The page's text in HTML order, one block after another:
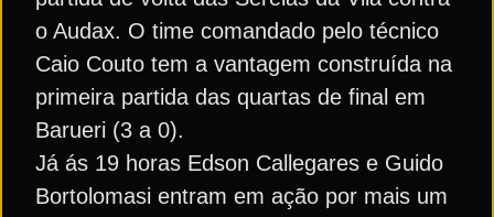
o Audax. O time comandado pelo técnico
Caio Couto tem a vantagem construída na
primeira partida das quartas de final em
Barueri (3 a 0).
Já ás 19 horas Edson Callegares e Guido
Bortolomasi entram em ação por mais um